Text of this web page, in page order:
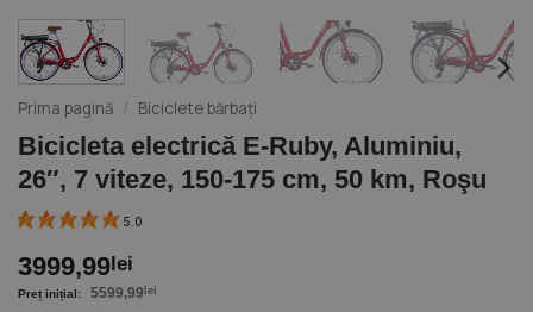
Prima pagină / Biciclete bărbați
Bicicleta electrică E-Ruby, Aluminiu,
26″, 7 viteze, 150-175 cm, 50 km, Roşu
5.0
3999,99lei
5599,99 lei